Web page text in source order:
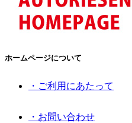
ホームページについて
・ご利用にあたって
・お問い合わせ